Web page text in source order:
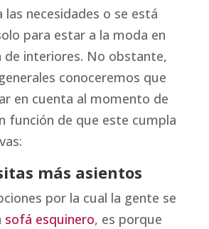
las necesidades o se está
para estar a la moda en
de interiores. No obstante,
conoceremos que
en cuenta al momento de
función de que este cumpla
más asientos
por la cual la gente se
sofá esquinero, es porque